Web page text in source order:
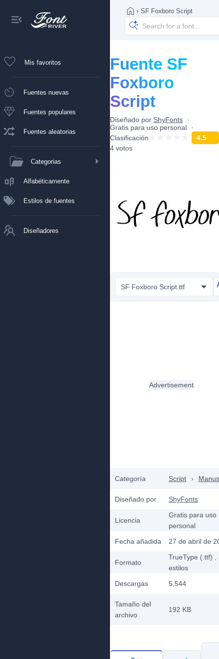
Mis favoritos
Fuentes nuevas
Fuentes populares
Fuentes aleatorias
Categorias
Alfabéticamente
Estilos de fuentes
Diseñadores
› SF Foxboro Script
Fuente SF
Foxboro
Script
Diseñado por ShyFonts
Gratis para uso personal
Clasificación
4.5
4 votos
SF Foxboro Script.ttf
Categoría Script ›
Diseñado por ShyFonts
Licencia
Gratis para uso
personal
Fecha añadida
27 de abril de
Formato
TrueType (.ttf)
estilos
Descargas
5,544
Tamaño del
archivo
192 KB
Advertisement